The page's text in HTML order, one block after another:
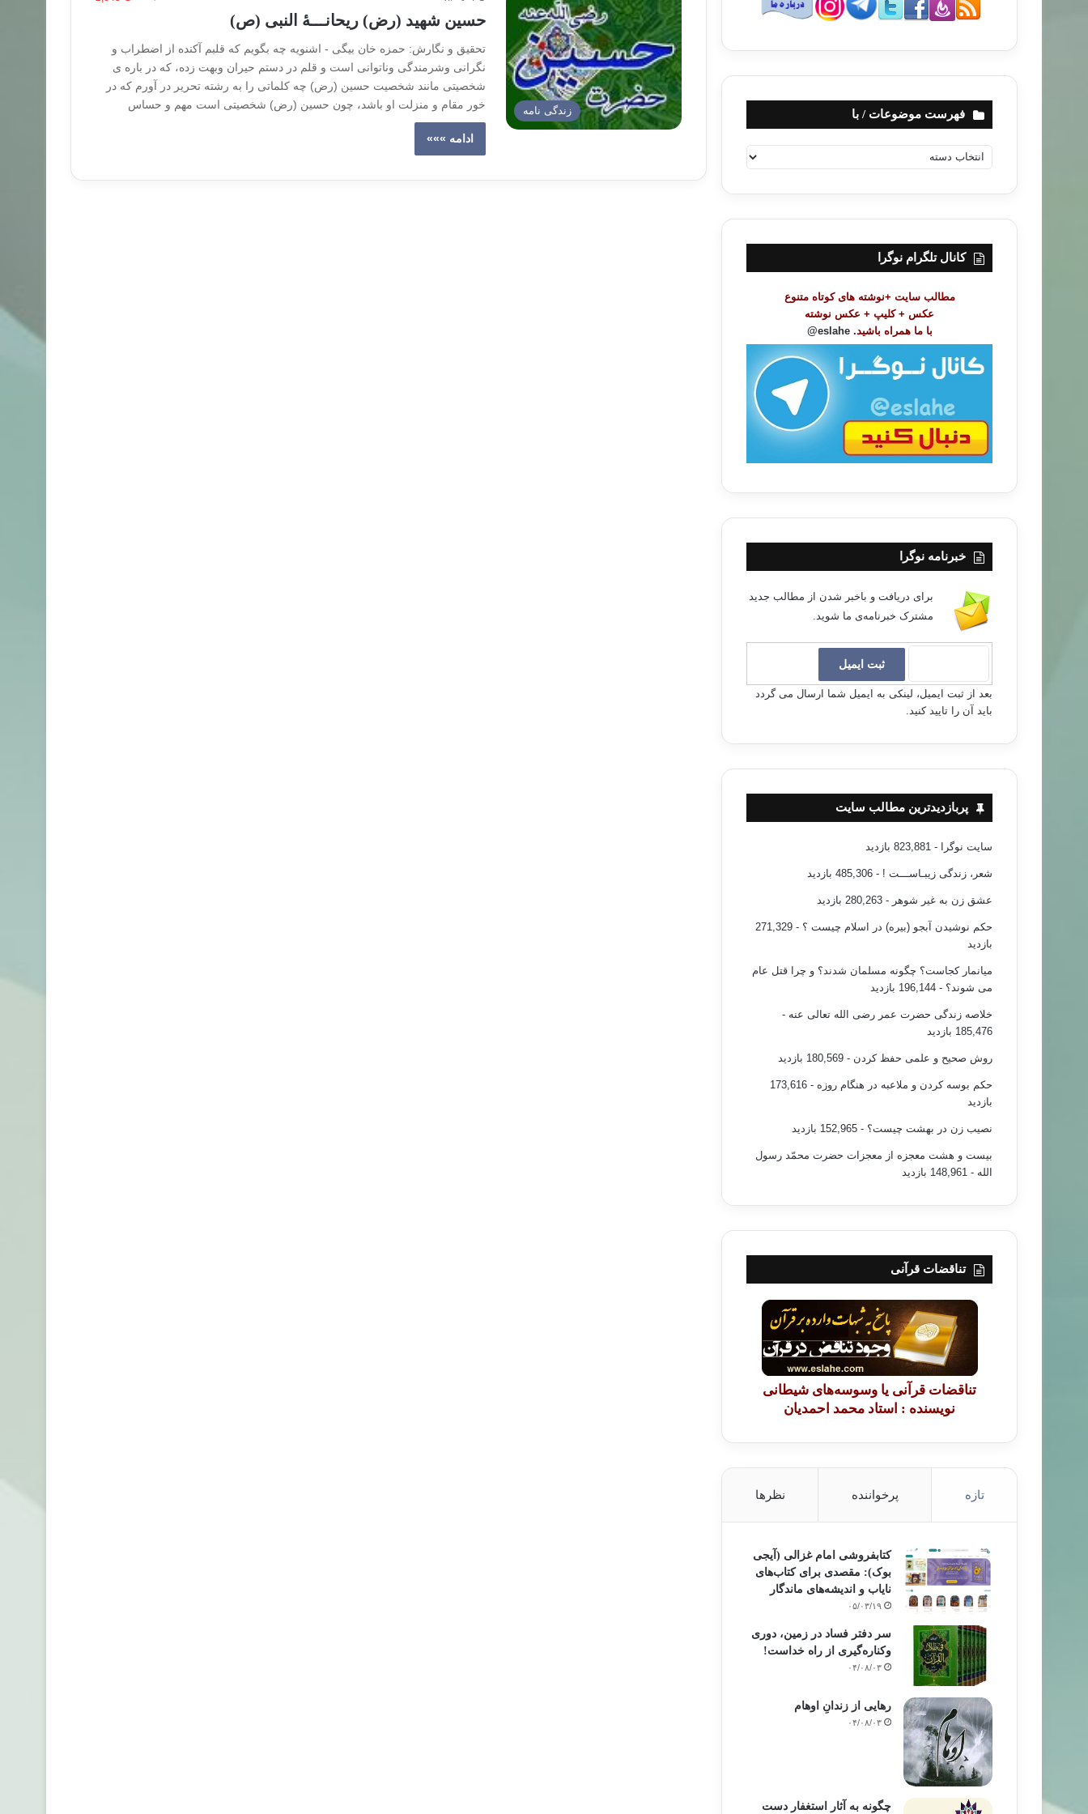
زندگی نامه
حسین شهید (رض) ریحانـــۀ النبی (ص)
تحقیق و نگارش: حمزه خان بیگی - اشنویه چه بگویم که قلبم آکنده از اضطراب و
نگرانی وشرمندگی وناتوانی است و قلم در دستم حیران وبهت زده، که در باره ی
شخصیتی مانند شخصیت حسین (رض) چه کلماتی را به رشته تحریر در آورم که در
خور مقام و منزلت او باشد، چون حسین (رض) شخصیتی است مهم و حساس
ادامه »»»
فهرست موضوعات / با
ه
ت
ض
کانال تلگرام نوگرا
مطالب سایت +نوشته های کوتاه متنوع
عکس + کلیپ + عکس نوشته
با ما همراه باشید. eslahe@
خبرنامه نوگرا
برای دریافت و باخبر شدن از مطالب جدید
مشترک خبرنامه‌ی ما شوید.
بعد از ثبت ایمیل، لینکی به ایمیل شما ارسال می گردد
باید آن را تایید کنید.
پربازدیدترین مطالب سایت
سایت نوگرا - 823,881 بازدید
شعر، زندگی زیبـاســـت ! - 485,306 بازدید
عشق زن به غیر شوهر - 280,263 بازدید
حکم نوشیدن آبجو (بیره) در اسلام چیست ؟
- 271,329
بازدید
میانمار کجاست؟ چگونه مسلمان شدند؟ و چرا قتل عام
می شوند؟ - 196,144 بازدید
خلاصه زندگی حضرت عمر رضی الله تعالی عنه -
185,476 بازدید
روش صحیح و علمی حفظ کردن - 180,569 بازدید
حکم بوسه کردن و ملاعبه در هنگام روزه
- 173,616
بازدید
نصیب زن در بهشت چیست؟ - 152,965 بازدید
بیست و هشت معجزه از معجزات حضرت محمّد رسول
الله - 148,961 بازدید
تناقضات قرآنی
تناقضات قرآنی یا وسوسه‌های شیطانی
نویسنده : استاد محمد احمدیان
تازه پرخواننده نظرها
کتابفروشی امام غزالی (آیجی
بوک): مقصدی برای کتاب‌های
نایاب و اندیشه‌های ماندگار
۰۵/۰۳/۱۹
سر دفتر فساد در زمین‌، دوری
وکناره‌گیری از راه خداست‌!
۰۴/۰۸/۰۳
رهایی از زندانِ اوهام
۰۴/۰۸/۰۳
چگونه به آثار استغفار دست